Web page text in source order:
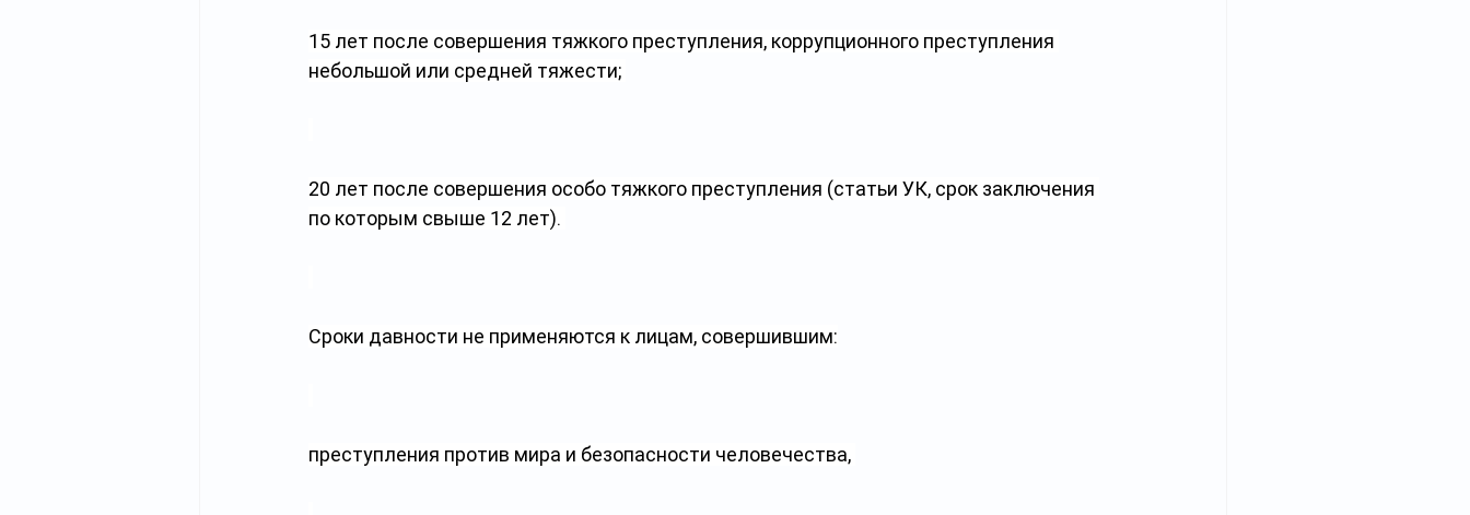
15 лет после совершения тяжкого преступления, коррупционного преступления
небольшой или средней тяжести;
20 лет после совершения особо тяжкого преступления (статьи УК, срок заключения
по которым свыше 12 лет).
Сроки давности не применяются к лицам, совершившим:
преступления против мира и безопасности человечества,